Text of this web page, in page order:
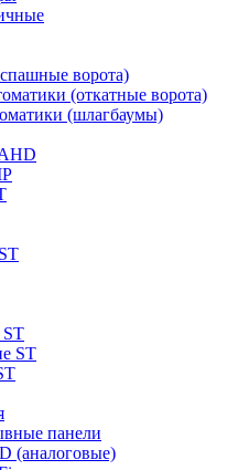
ворота)
(откатные ворота)
(шлагбаумы)
ST
панели
(аналоговые)